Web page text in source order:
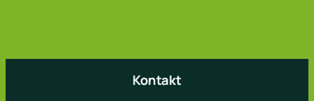
Kontakt